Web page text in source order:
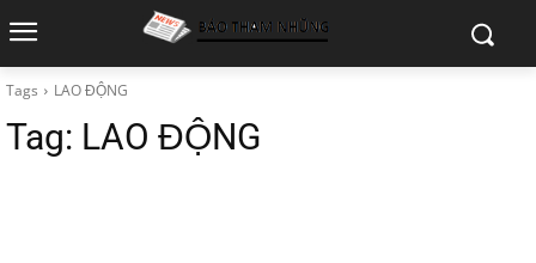
Tags LAO ĐỘNG
Tag: LAO ĐỘNG